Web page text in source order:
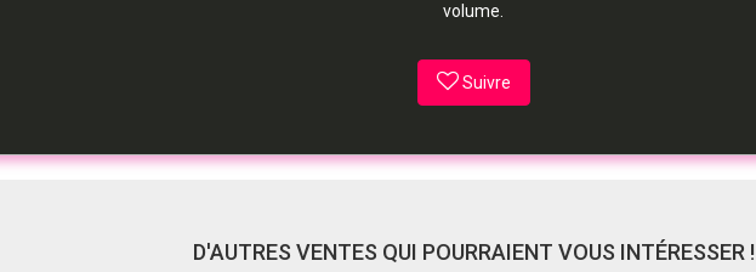
volume.
Suivre
D'AUTRES VENTES QUI POURRAIENT VOUS INTÉRESSER !